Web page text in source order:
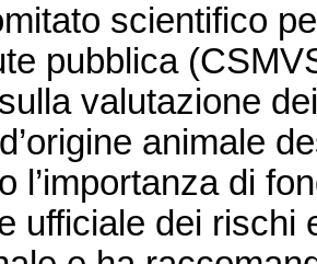
scientifico
pubblica
valutazione
animale
l’importanza di
ufficiale dei rischi